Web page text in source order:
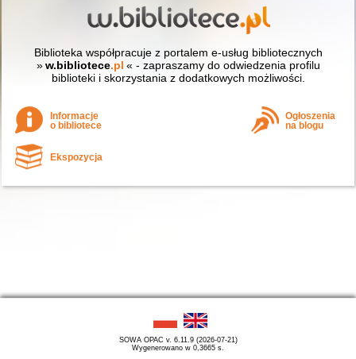
Biblioteka współpracuje z portalem e-usług bibliotecznych
» w.bibliotece.pl « - zapraszamy do odwiedzenia profilu
biblioteki i skorzystania z dodatkowych możliwości.
Informacje
o bibliotece
Ogłoszenia
na blogu
Ekspozycja
SOWA OPAC v. 6.11.9 (2026-07-21)
Wygenerowano w 0,3665 s.